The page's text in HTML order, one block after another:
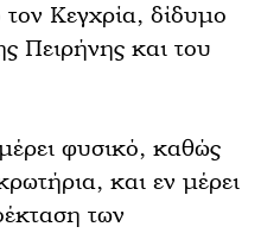
Κεγχρία, δίδυμο
Πειρήνης και του
φυσικό, καθώς
και εν μέρει
των